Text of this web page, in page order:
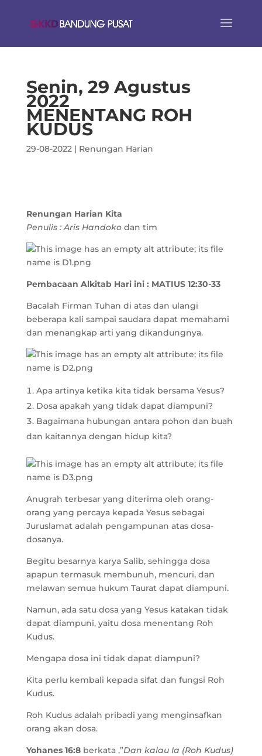
Senin, 29 Agustus
2022
MENENTANG ROH
KUDUS
29-08-2022| Renungan Harian
Renungan Harian Kita
Penulis : Aris Handokodan tim
Pembacaan Alkitab Hari ini : MATIUS 12:30-33
Bacalah Firman Tuhan di atas dan ulangi
beberapa kali sampai saudara dapat memahami
dan menangkap arti yang dikandungnya.
Apa artinya ketika kita tidak bersama Yesus?
Dosa apakah yang tidak dapat diampuni?
Bagaimana hubungan antara pohon dan buah
dan kaitannya dengan hidup kita?
Anugrah terbesar yang diterima oleh orang-
orang yang percaya kepada Yesus sebagai
Juruslamat adalah pengampunan atas dosa-
dosanya.
Begitu besarnya karya Salib, sehingga dosa
apapun termasuk membunuh, mencuri, dan
melawan semua hukum Taurat dapat diampuni.
Namun, ada satu dosa yang Yesus katakan tidak
dapat diampuni, yaitu dosa menentang Roh
Kudus.
Mengapa dosa ini tidak dapat diampuni?
Kita perlu kembali kepada sifat dan fungsi Roh
Kudus.
Roh Kudus adalah pribadi yang menginsafkan
orang akan dosa.
Yohanes 16:8berkata ,”Dan kalau Ia (Roh Kudus)